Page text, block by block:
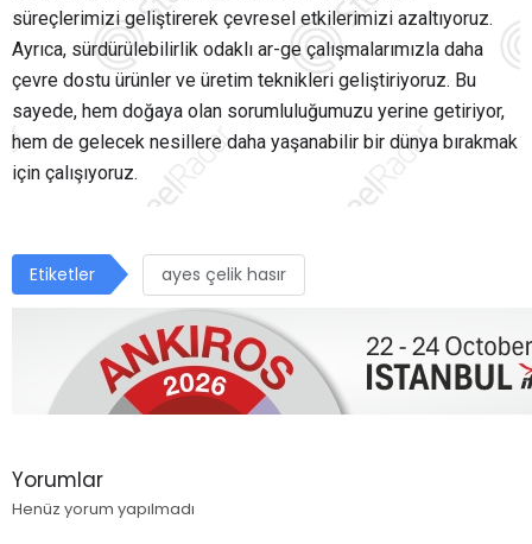
süreçlerimizi geliştirerek çevresel etkilerimizi azaltıyoruz.
Ayrıca, sürdürülebilirlik odaklı ar-ge çalışmalarımızla daha
çevre dostu ürünler ve üretim teknikleri geliştiriyoruz. Bu
sayede, hem doğaya olan sorumluluğumuzu yerine getiriyor,
hem de gelecek nesillere daha yaşanabilir bir dünya bırakmak
için çalışıyoruz.
Etiketler ayes çelik hasır
Yorumlar
Henüz yorum yapılmadı